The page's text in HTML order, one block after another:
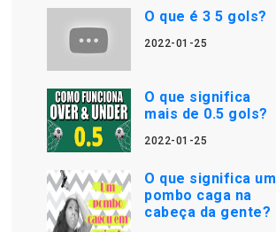
O que é 3 5 gols?
2022-01-25
O que significa
mais de 0.5 gols?
2022-01-25
O que significa um
pombo caga na
cabeça da gente?